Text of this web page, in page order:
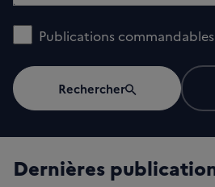
Publications
Rechercher
Dernières